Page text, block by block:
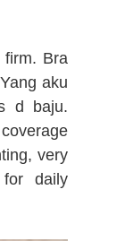
firm. Bra
aku
d baju.
very
daily